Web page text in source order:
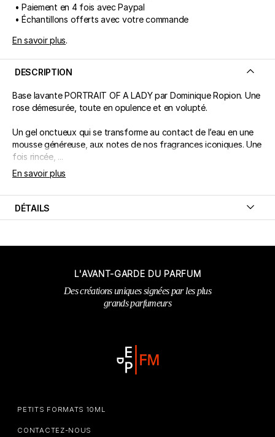
• Paiement en 4 fois avec Paypal
• Échantillons offerts avec votre commande
En savoir plus.
DESCRIPTION
Base lavante PORTRAIT OF A LADY par Dominique Ropion. Une
rose démesurée, toute en opulence et en volupté.
Un gel onctueux qui se transforme au contact de l’eau en une
mousse généreuse, aux notes de nos fragrances iconiques. Une
fois rincée, ...
En savoir plus
DÉTAILS
L'AVANT-GARDE DU PARFUM
Des créations uniques signées par les plus
grands parfumeurs
PETITS FORMATS 10ML
CONTACTEZ-NOUS